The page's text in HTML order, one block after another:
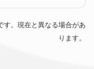
す。現在と異なる場合があ
ります。